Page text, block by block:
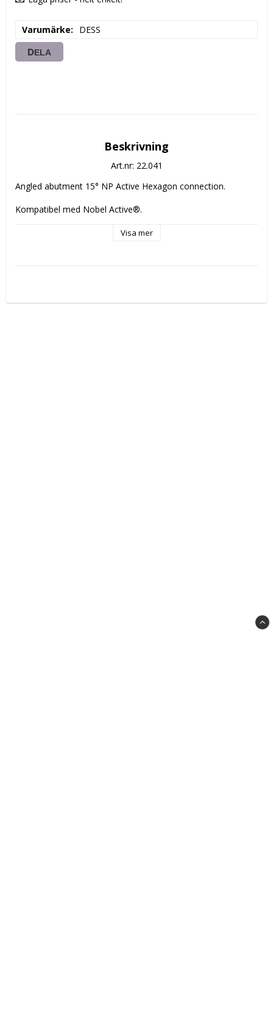
Varumärke DESS
DELA
Beskrivning
Art.nr: 22.041
Angled abutment 15° NP Active Hexagon connection.
Kompatibel med Nobel Active®.
Visa mer